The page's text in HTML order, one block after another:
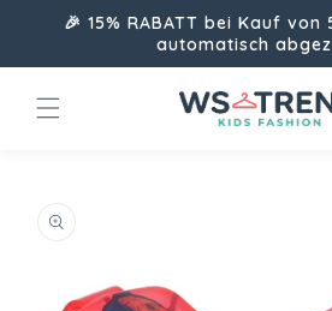
zum🎉 15% RABATT bei Kauf
automatisch